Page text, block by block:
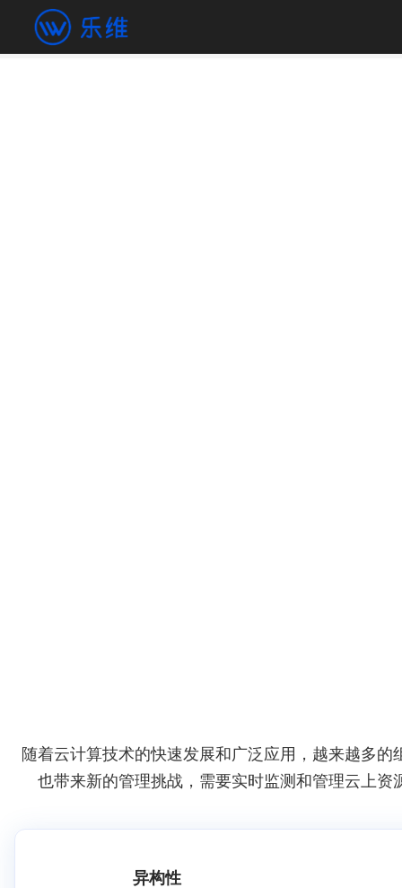
随着云计算技术的快速发展和广泛应用，越来越多
也带来新的管理挑战，需要实时监测和管理云上
异构性